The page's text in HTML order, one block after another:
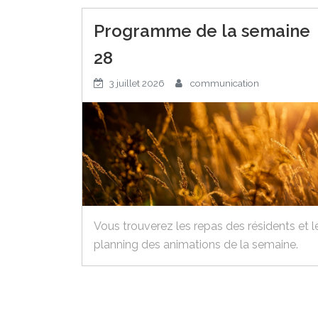
Programme de la semaine
28
3 juillet 2026 communication
Vous trouverez les repas des résidents et
planning des animations de la semaine.